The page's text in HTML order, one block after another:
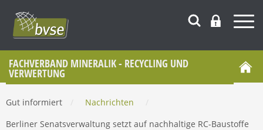
FACHVERBAND MINERALIK - RECYCLING UND
VERWERTUNG
Gut informiert Nachrichten
Berliner Senatsverwaltung setzt auf nachhaltige RC-Baustoffe